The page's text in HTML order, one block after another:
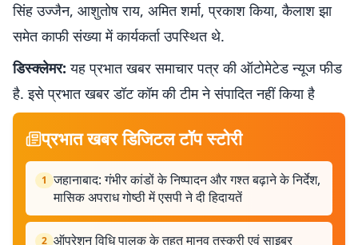
सिंह उज्जैन, आशुतोष राय, अमित शर्मा, प्रकाश किया, कैलाश झा
समेत काफी संख्या में कार्यकर्ता उपस्थित थे.
डिस्क्लेमर: यह प्रभात खबर समाचार पत्र की ऑटोमेटेड न्यूज फीड
है. इसे प्रभात खबर डॉट कॉम की टीम ने संपादित नहीं किया है
प्रभात खबर डिजिटल टॉप स्टोरी
1 जहानाबाद: गंभीर कांडों के निष्पादन और गश्त बढ़ाने के निर्देश,
मासिक अपराध गोष्ठी में एसपी ने दी हिदायतें
2 ऑपरेशन विधि पालक के तहत मानव तस्करी एवं साइबर